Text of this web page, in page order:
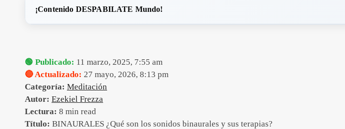
¡Contenido DESPABILATE Mundo!
🟢 Publicado: 11 marzo, 2025, 7:55 am
🔴 Actualizado: 27 mayo, 2026, 8:13 pm
Categoría: Meditación
Autor: Ezekiel Frezza
Lectura: 8 min read
Título: BINAURALES ¿Qué son los sonidos binaurales y sus terapias?